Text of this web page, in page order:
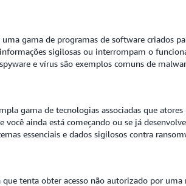
gama de programas de software criados
sigilosas ou interrompam o
e vírus são exemplos comuns de
gama de tecnologias associadas que
ainda está começando ou se já
essenciais e dados sigilosos contra
tenta obter acesso não autorizado por uma